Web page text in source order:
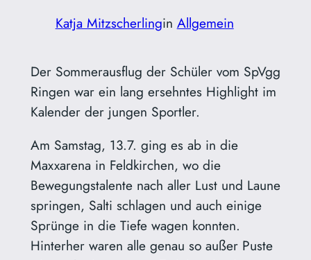
Katja Mitzscherlingin Allgemein
Der Sommerausflug der Schüler vom SpVgg
Ringen war ein lang ersehntes Highlight im
Kalender der jungen Sportler.
Am Samstag, 13.7. ging es ab in die
Maxxarena in Feldkirchen, wo die
Bewegungstalente nach aller Lust und Laune
springen, Salti schlagen und auch einige
Sprünge in die Tiefe wagen konnten.
Hinterher waren alle genau so außer Puste